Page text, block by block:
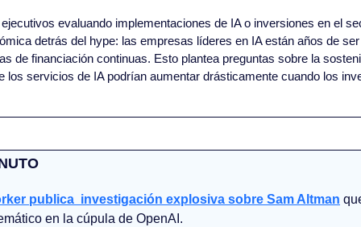
evaluando implementaciones de IA o inversiones en el
detrás del hype: las empresas líderes en IA están años de
de financiación continuas. Esto plantea preguntas sobre la
los servicios de IA podrían aumentar drásticamente cuando los
publica  investigación explosiva sobre Sam Altman
en la cúpula de OpenAI.